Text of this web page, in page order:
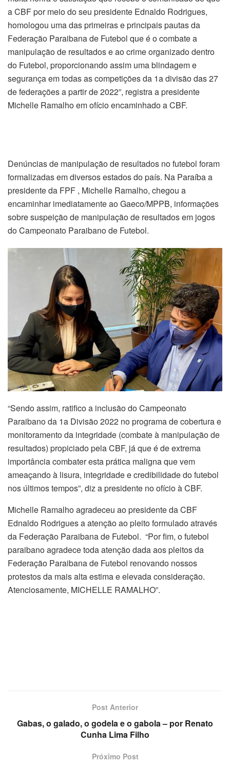
a CBF por meio do seu presidente Ednaldo Rodrigues,
homologou uma das primeiras e principais pautas da
Federação Paraibana de Futebol que é o combate a
manipulação de resultados e ao crime organizado dentro
do Futebol, proporcionando assim uma blindagem e
segurança em todas as competições da 1a divisão das 27
de federações a partir de 2022”, registra a presidente
Michelle Ramalho em ofício encaminhado a CBF.
Denúncias de manipulação de resultados no futebol foram
formalizadas em diversos estados do país. Na Paraíba a
presidente da FPF , Michelle Ramalho, chegou a
encaminhar imediatamente ao Gaeco/MPPB, informações
sobre suspeição de manipulação de resultados em jogos
do Campeonato Paraibano de Futebol.
“Sendo assim, ratifico a inclusão do Campeonato
Paraibano da 1a Divisão 2022 no programa de cobertura e
monitoramento da integridade (combate à manipulação de
resultados) propiciado pela CBF, já que é de extrema
importância combater esta prática maligna que vem
ameaçando à lisura, integridade e credibilidade do futebol
nos últimos tempos”, diz a presidente no ofício à CBF.
Michelle Ramalho agradeceu ao presidente da CBF
Ednaldo Rodrigues a atenção ao pleito formulado através
da Federação Paraibana de Futebol. “Por fim, o futebol
paraibano agradece toda atenção dada aos pleitos da
Federação Paraibana de Futebol renovando nossos
protestos da mais alta estima e elevada consideração.
Atenciosamente, MICHELLE RAMALHO”.
Post Anterior
Gabas, o galado, o godela e o gabola – por Renato
Cunha Lima Filho
Próximo Post